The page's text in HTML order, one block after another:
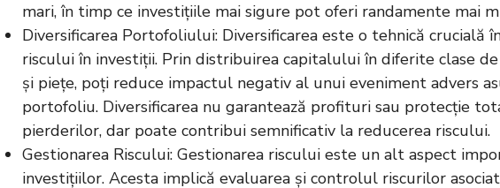
mari, în timp ce investițiile mai sigure pot oferi randamente mai
Diversificarea Portofoliului: Diversificarea este o tehnică crucială
riscului în investiții. Prin distribuirea capitalului în diferite clase
și piețe, poți reduce impactul negativ al unui eveniment advers
portofoliu. Diversificarea nu garantează profituri sau protecție
pierderilor, dar poate contribui semnificativ la reducerea riscului.
Gestionarea Riscului: Gestionarea riscului este un alt aspect
investițiilor. Acesta implică evaluarea și controlul riscurilor